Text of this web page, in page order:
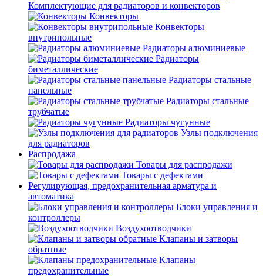
Комплектующие для радиаторов и конвекторов
Конвекторы
Конвекторы
внутрипольные
Радиаторы алюминиевые
Радиаторы
биметаллические
Радиаторы стальные
панельные
Радиаторы стальные
трубчатые
Радиаторы чугунные
Узлы подключения
для радиаторов
Распродажа
Товары для распродажи
Товары с дефектами
Регулирующая, предохранительная арматура и
автоматика
Блоки управления и
контроллеры
Воздухоотводчики
Клапаны и затворы
обратные
Клапаны
предохранительные